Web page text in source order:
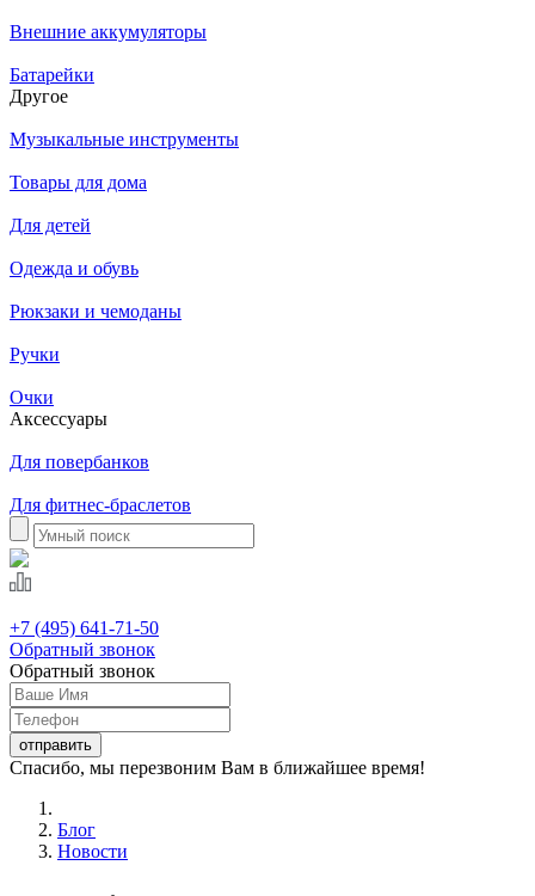
Внешние аккумуляторы
Батарейки
Другое
Музыкальные инструменты
Товары для дома
Для детей
Одежда и обувь
Рюкзаки и чемоданы
Ручки
Очки
Аксессуары
Для повербанков
Для фитнес-браслетов
+7 (495) 641-71-50
Обратный звонок
Обратный звонок
Спасибо, мы перезвоним Вам в ближайшее время!
Блог
Новости